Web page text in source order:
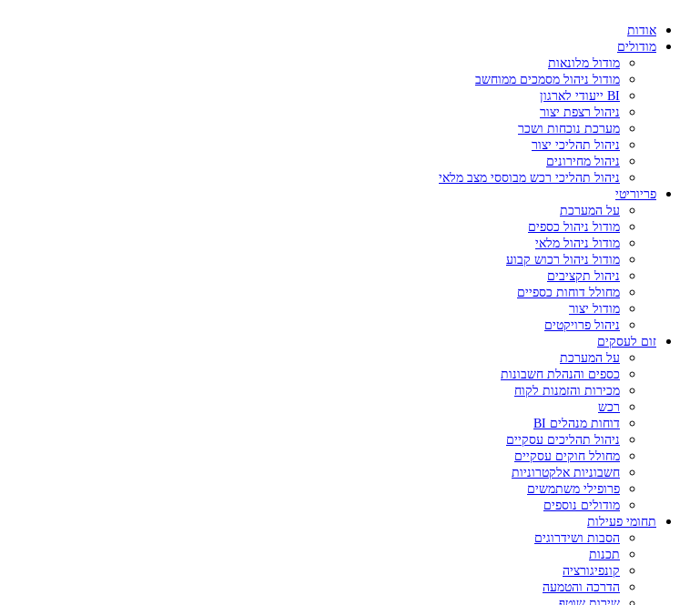
אודות
מודולים
מודול מלונאות
מודול ניהול מסמכים ממוחשב
BI ייעודי לארגון
ניהול רצפת יצור
מערכת נוכחות ושכר
ניהול תהליכי יצור
ניהול מחירונים
ניהול תהליכי רכש מבוססי מצב מלאי
פריוריטי
על המערכת
מודול ניהול כספים
מודול ניהול מלאי
מודול ניהול רכוש קבוע
ניהול תקציבים
מחולל דוחות כספיים
מודול יצור
ניהול פרויקטים
זום לעסקים
על המערכת
כספים והנהלת חשבונות
מכירות והזמנות לקוח
רכש
דוחות מנהלים BI
ניהול תהליכים עסקיים
מחולל חוקים עסקיים
חשבוניות אלקטרוניות
פרופילי משתמשים
מודולים נוספים
תחומי פעילות
הסבות ושידרוגים
תכנות
קונפיגורציה
הדרכה והטמעה